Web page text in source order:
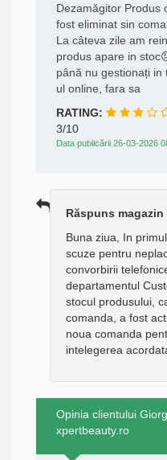
Dezamăgitor Produs
fost eliminat sin
La câteva zile am
produs apare in
până nu gestionați in
ul online, fara sa
RATING:
3/10
Data publicării 26-03-2026
Răspuns magazin
Buna ziua, In
scuze pentru
convorbirii
departamentul
stocul produsului,
comanda, a fost
noua comanda
intelegerea
Opinia clientului
xpertbeauty.ro